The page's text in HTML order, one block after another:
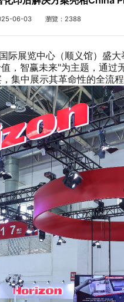
06-03 瀏覽：2388
展览中心（顺义馆）盛
，智赢未来"为主题，通过
集中展示其革命性的全流程